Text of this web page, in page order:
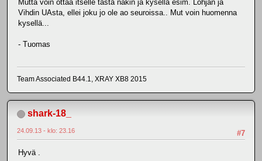
Mutta voin ottaa itselle tästä nakin ja kysellä esim. Lohjan ja
Vihdin UAsta, ellei joku jo ole ao seuroissa.. Mut voin huomenna
kysellä...
- Tuomas
Team Associated B44.1, XRAY XB8 2015
shark-18_
#7
24.09.13 - klo: 23.16
Hyvä .